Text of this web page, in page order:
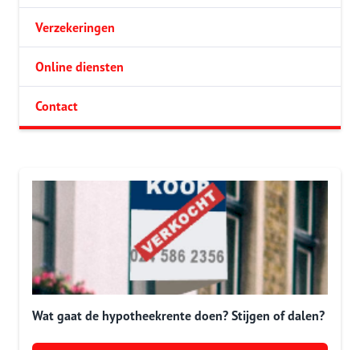
Verzekeringen
Online diensten
Contact
Wat gaat de hypotheekrente doen? Stijgen of dalen?